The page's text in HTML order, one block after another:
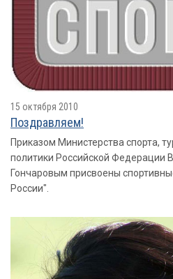
15 октября 2010
Поздравляем!
Приказом Министерства спорта,
политики Российской Федерации
Гончаровым присвоены
России".